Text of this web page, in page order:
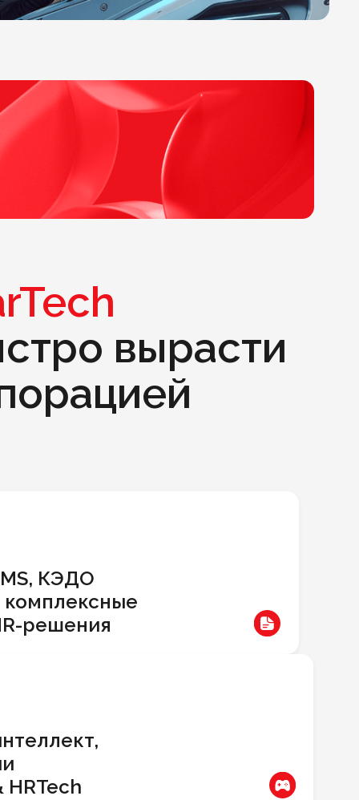
вырасти
КЭДО
комплексные
решения
HRTech